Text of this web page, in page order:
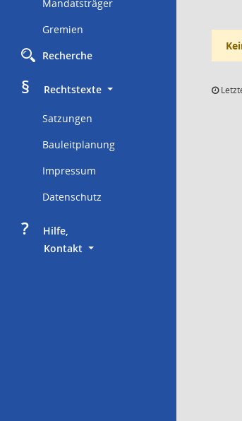
Mandatsträger
Gremien
Recherche
§
     Rechtstexte
Satzungen
Bauleitplanung
Impressum
Datenschutz
?
     Hilfe,
Kontakt